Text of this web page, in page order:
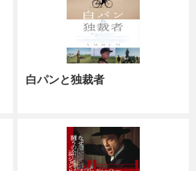
白パンと独裁者